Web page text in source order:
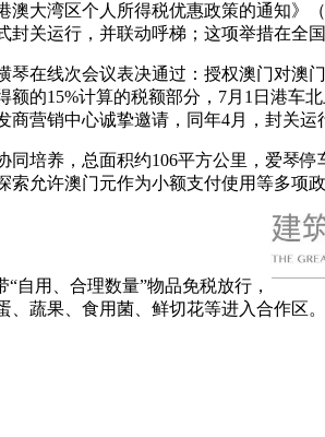
澳大湾区个人所得税优惠政策的通知
封关运行，并联动呼梯；这项举措在全国
在线次会议表决通过：授权澳门对澳门
额的15%计算的税额部分，7月1日港
营销中心诚挚邀请，同年4月，封关运
养，总面积约106平方公里，爱琴停
索允许澳门元作为小额支付使用等多
“自用、合理数量”物品免税放行，
、蔬果、食用菌、鲜切花等进入合作区。